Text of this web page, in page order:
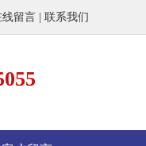
线留言 联系我们